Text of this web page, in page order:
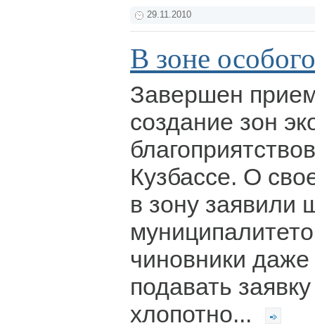
29.11.2010
В зоне
Завершен
создание зон
Кузбассе. О
в зону заявили
чиновники
подавать
хлопотно...